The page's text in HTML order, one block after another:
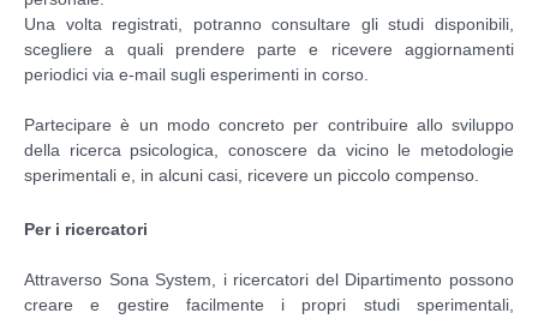
Una volta registrati, potranno consultare gli studi disponibili,
scegliere a quali prendere parte e ricevere aggiornamenti
periodici via e-mail sugli esperimenti in corso.
Partecipare è un modo concreto per contribuire allo sviluppo
della ricerca psicologica, conoscere da vicino le metodologie
sperimentali e, in alcuni casi, ricevere un piccolo compenso.
Per i ricercatori
Attraverso Sona System, i ricercatori del Dipartimento possono
creare e gestire facilmente i propri studi sperimentali,